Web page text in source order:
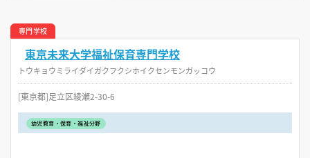
専門学校
東京未来大学福祉保育専門学校
トウキョウミライダイガクフクシホイクセンモンガッコウ
[東京都]足立区綾瀬2-30-6
幼児教育・保育・福祉分野